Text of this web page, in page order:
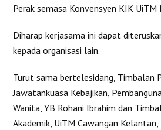
Perak semasa Konvensyen KIK UiTM
Diharap kerjasama ini dapat
kepada organisasi lain.
Turut sama bertelesidang, Timbalan
Jawatankuasa Kebajikan,
Wanita, YB Rohani Ibrahim dan
Akademik, UiTM Cawangan